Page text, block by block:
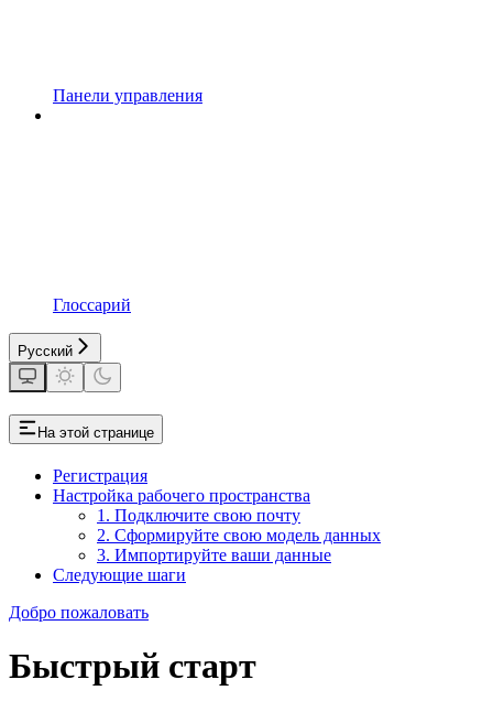
Панели управления
Глоссарий
Русский
На этой странице
Регистрация
Настройка рабочего пространства
1. Подключите свою почту
2. Сформируйте свою модель данных
3. Импортируйте ваши данные
Следующие шаги
Добро пожаловать
Быстрый старт